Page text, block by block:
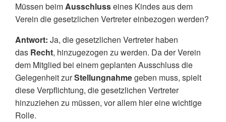
Müssen beimAusschlusseines Kindes aus dem
Verein die gesetzlichen Vertreter einbezogen werden?
Antwort: Ja, die gesetzlichen Vertreter haben
das Recht, hinzugezogen zu werden. Da der Verein
dem Mitglied bei einem geplanten Ausschluss die
Gelegenheit zurStellungnahmegeben muss, spielt
diese Verpflichtung, die gesetzlichen Vertreter
hinzuziehen zu müssen, vor allem hier eine wichtige
Rolle.